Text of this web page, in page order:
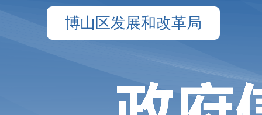
博山区发展和改革局